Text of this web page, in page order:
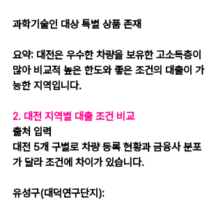
과학기술인 대상 특별 상품 존재
요약: 대전은 우수한 차량을 보유한 고소득층이
많아 비교적 높은 한도와 좋은 조건의 대출이 가
능한 지역입니다.
2. 대전 지역별 대출 조건 비교
출처 입력
대전 5개 구별로 차량 등록 현황과 금융사 분포
가 달라 조건에 차이가 있습니다.
유성구(대덕연구단지):